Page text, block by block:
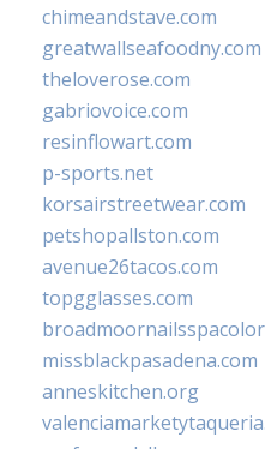
chimeandstave.com
greatwallseafoodny.com
theloverose.com
gabriovoice.com
resinflowart.com
p-sports.net
korsairstreetwear.com
petshopallston.com
avenue26tacos.com
topgglasses.com
missblackpasadena.com
anneskitchen.org